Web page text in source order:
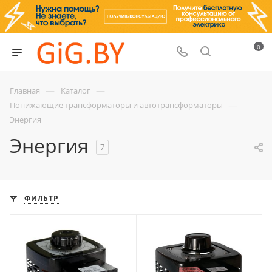
0
Главная — Каталог —
Понижающие трансформаторы и автотрансформаторы —
Энергия
Энергия 7
ФИЛЬТР
Мощность, кВА
0.5
Максимальный
Максимальный
входной ток, А